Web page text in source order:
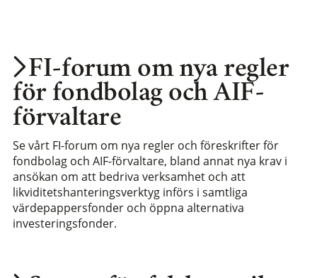
FI-forum om nya regler
för fondbolag och AIF-
förvaltare
Se vårt FI-forum om nya regler och föreskrifter för
fondbolag och AIF-förvaltare, bland annat nya krav i
ansökan om att bedriva verksamhet och att
likviditetshanteringsverktyg införs i samtliga
värdepappersfonder och öppna alternativa
investeringsfonder.